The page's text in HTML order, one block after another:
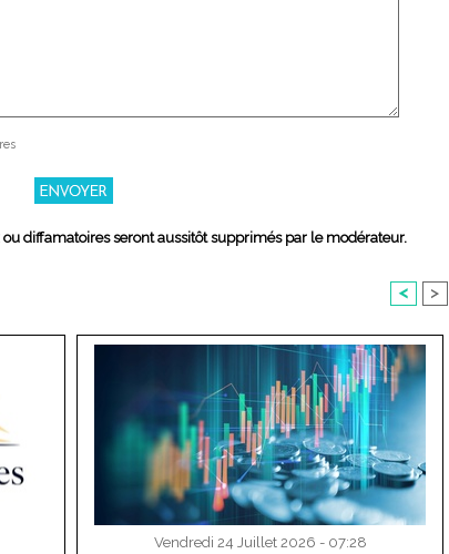
diffamatoires seront aussitôt supprimés par le modérateur.
< >
Vendredi 24 Juillet 2026 - 07:28